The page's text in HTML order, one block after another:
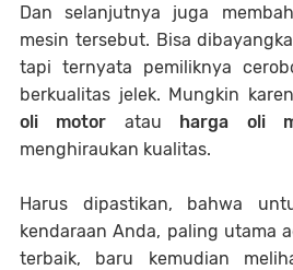
Dan selanjutnya juga
mesin tersebut. Bisa
tapi ternyata pemiliknya
berkualitas jelek. Mungkin
oli motor atau harga oli
menghiraukan kualitas.
Harus dipastikan, bahwa
kendaraan Anda, paling utama
terbaik, baru kemudian